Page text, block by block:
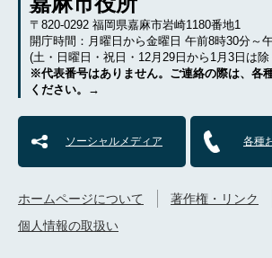
〒820-0292 福岡県嘉麻市岩崎1180番地1
開庁時間：月曜日から金曜日 午前8時30分～
(土・日曜日・祝日・12月29日から1月3日は除
※代表番号はありません。ご連絡の際は、各
ください。→
ソーシャルメディア 各種
ホームページについて
著作権・リンク
個人情報の取扱い